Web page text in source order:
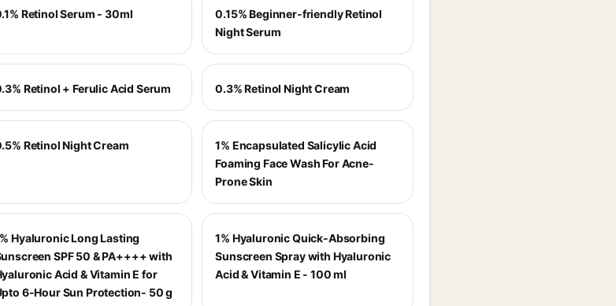
Retinol Serum - 30ml
0.15% Beginner-friendly Retinol
Night Serum
Retinol + Ferulic Acid Serum 0.3% Retinol Night Cream
Retinol Night Cream
1% Encapsulated Salicylic Acid
Foaming Face Wash For Acne-
Prone Skin
Hyaluronic Long Lasting
SPF 50 & PA++++ with
Acid & Vitamin E for
6-Hour Sun Protection- 50 g
1% Hyaluronic Quick-Absorbing
Sunscreen Spray with Hyaluronic
Acid & Vitamin E - 100 ml